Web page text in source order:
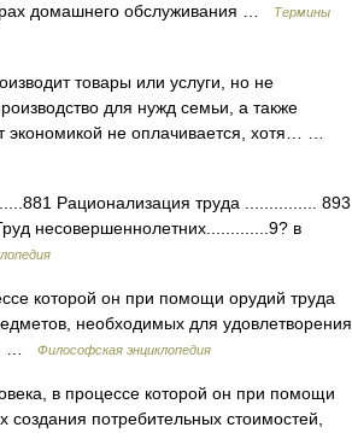
домашнего обслуживания …
Термины
товары или услуги, но не
для нужд семьи, а также
экономикой не оплачивается, хотя… …
Рационализация труда ............... 893
несовершеннолетних.............9? в
которой он при помощи орудий труда
необходимых для удовлетворения
…
Философская энциклопедия
в процессе которой он при помощи
создания потребительных стоимостей,